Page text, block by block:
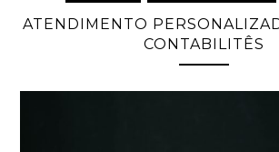
ATENDIMENTO
CONTABILITÊS